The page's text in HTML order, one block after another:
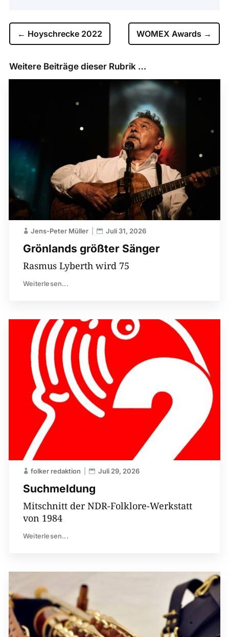
← Hoyschrecke 2022 WOMEX Awards →
Weitere Beiträge dieser Rubrik …
Grönlands größter Sänger
Jens-Peter Müller Juli 31, 2026
Rasmus Lyberth wird 75
Weiterlesen...
Suchmeldung
folker redaktion Juli 29, 2026
Mitschnitt der NDR-Folklore-Werkstatt
von 1984
Weiterlesen...